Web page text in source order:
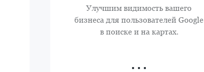
Улучшим видимость вашего
бизнеса для пользователей Google
в поиске и на картах.